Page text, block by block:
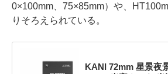
0×100mm、75×85mm）や、
りそろえられている。
KANI 72mm 星景夜